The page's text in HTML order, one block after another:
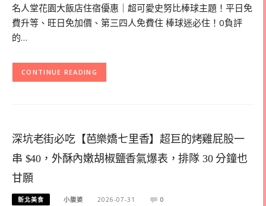
名人堂花園大飯店住宿優惠｜超可愛史努比棒球主題！平日免
費升等、旺日免加價、第三四人免費住 棒球迷必住！0負評
的…
CONTINUE READING
深坑老街必吃【芭樂嬌七里香】超巨的烤雞屁股一
串 $40，外酥內嫩胡椒鹽香氣爆表，排隊 30 分鐘也
甘願
新北美食 小腹婆 2026-07-31 0